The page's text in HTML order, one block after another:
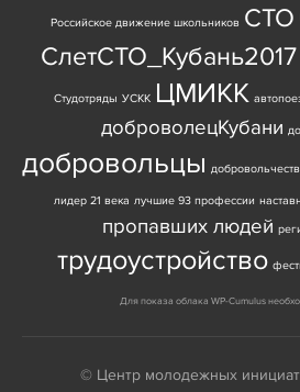
Российское движение школьников СТО
СлетСТО_Кубань2017
Студотряды УСКК ЦМИКК
доброволецКубани
добровольцы
лидер 21 века лучшие 93 профессии
пропавших людей
трудоустройство
Для показа облака WP-Cumulus
© Центр молодежных